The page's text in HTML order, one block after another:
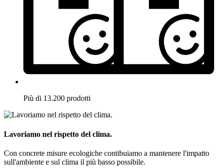
Più di 13.200 prodotti
Lavoriamo nel rispetto del clima.
Con concrete misure ecologiche contibuiamo a mantenere l'impatto
sull'ambiente e sul clima il più basso possibile.